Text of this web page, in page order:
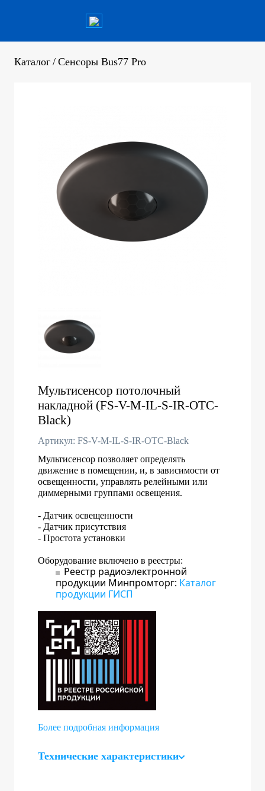
Каталог / Сенсоры Bus77 Pro
Мультисенсор потолочный
накладной (FS-V-M-IL-S-IR-OTC-
Black)
Артикул: FS-V-M-IL-S-IR-OTC-Black
Мультисенсор позволяет определять
движение в помещении, и, в зависимости от
освещенности, управлять релейными или
диммерными группами освещения.
- Датчик освещенности
- Датчик присутствия
- Простота установки
Оборудование включено в реестры:
Реестр радиоэлектронной
продукции Минпромторг: Каталог
продукции ГИСП
Более подробная информация
Технические характеристики